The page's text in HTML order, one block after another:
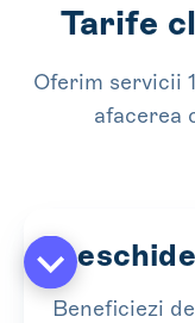
Tarife
Oferim servicii
afacerea
Beneficiezi